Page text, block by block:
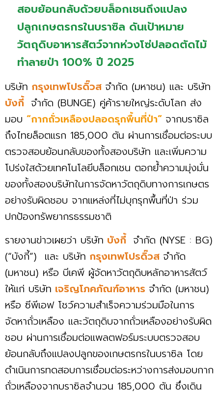
สอบย้อนกลับด้วยบล็อกเชนถึงแปลง
ปลูกเกษตรกรในบราซิล ดันเป้าหมาย
วัตถุดิบอาหารสัตว์จากห่วงโซ่ปลอดตัดไม้
ทำลายป่า 100% ปี 2025
บริษัท กรุงเทพโปรดิ๊วส จำกัด (มหาชน) และ บริษัท
บังกี้ จำกัด (BUNGE) คู่ค้ารายใหญ่ระดับโลก ส่ง
มอบ “กากถั่วเหลืองปลอดรุกพื้นที่ป่า” จากบราซิล
ถึงไทยล็อตแรก 185,000 ตัน ผ่านการเชื่อมต่อระบบ
ตรวจสอบย้อนกลับของทั้งสองบริษัท และเพิ่มความ
โปร่งใสด้วยเทคโนโลยีบล็อกเชน ตอกย้ำความมุ่งมั่น
ของทั้งสองบริษัทในการจัดหาวัตถุดิบทางการเกษตร
อย่างรับผิดชอบ จากแหล่งที่ไม่บุกรุกพื้นที่ป่า ร่วม
ปกป้องทรัพยากรธรรมชาติ
รายงานข่าวเผยว่า บริษัท บังกี้ จำกัด (NYSE : BG)
(“บังกี้”) และ บริษัท กรุงเทพโปรดิ๊วส จำกัด
(มหาชน) หรือ บีเคพี ผู้จัดหาวัตถุดิบหลักอาหารสัตว์
ให้แก่ บริษัท เจริญโภคภัณฑ์อาหาร จำกัด (มหาชน)
หรือ ซีพีเอฟ โชว์ความสำเร็จความร่วมมือในการ
จัดหาถั่วเหลือง และวัตถุดิบจากถั่วเหลืองอย่างรับผิด
ชอบ ผ่านการเชื่อมต่อแพลตฟอร์มระบบตรวจสอบ
ย้อนกลับถึงแปลงปลูกของเกษตรกรในบราซิล โดย
ดำเนินการทดสอบการเชื่อมต่อระหว่างการส่งมอบกาก
ถั่วเหลืองจากบราซิลจำนวน 185,000 ตัน ซึ่งเดิน